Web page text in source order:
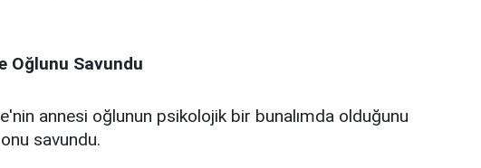
Oğlunu Savundu
annesi oğlunun psikolojik bir bunalımda olduğunu
savundu.